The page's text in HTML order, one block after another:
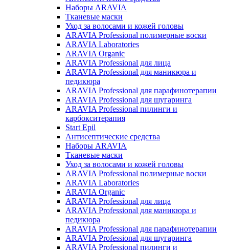
Наборы ARAVIA
Тканевые маски
Уход за волосами и кожей головы
ARAVIA Professional полимерные воски
ARAVIA Laboratories
ARAVIA Organic
ARAVIA Professional для лица
ARAVIA Professional для маникюра и
педикюра
ARAVIA Professional для парафинотерапии
ARAVIA Professional для шугаринга
ARAVIA Professional пилинги и
карбокситерапия
Start Epil
Антисептические средства
Наборы ARAVIA
Тканевые маски
Уход за волосами и кожей головы
ARAVIA Professional полимерные воски
ARAVIA Laboratories
ARAVIA Organic
ARAVIA Professional для лица
ARAVIA Professional для маникюра и
педикюра
ARAVIA Professional для парафинотерапии
ARAVIA Professional для шугаринга
ARAVIA Professional пилинги и